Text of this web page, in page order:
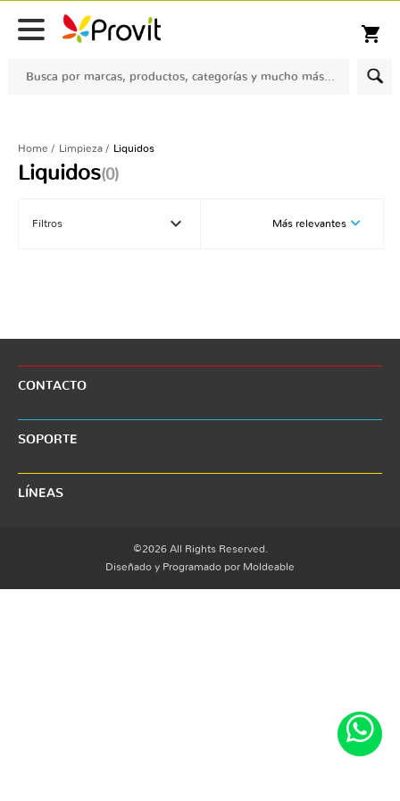
Despacho gratis para compras sobre $100.000 en comunas seleccionadas
shopping_cart
Home Limpieza Liquidos
Liquidos(0)
Más relevantes
Filtros keyboard_arrow_down
CONTACTO
SOPORTE
LÍNEAS
©2026 All Rights Reserved.
Diseñado y Programado por Moldeable